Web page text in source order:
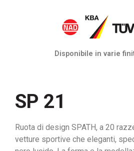
Disponibile in varie
SP 21
Ruota di design SPATH, a 20
vetture sportive che eleganti,